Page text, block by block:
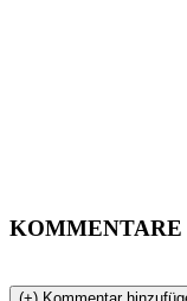
KOMMENTARE